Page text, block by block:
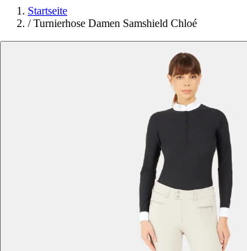
Startseite
/ Turnierhose Damen Samshield Chloé